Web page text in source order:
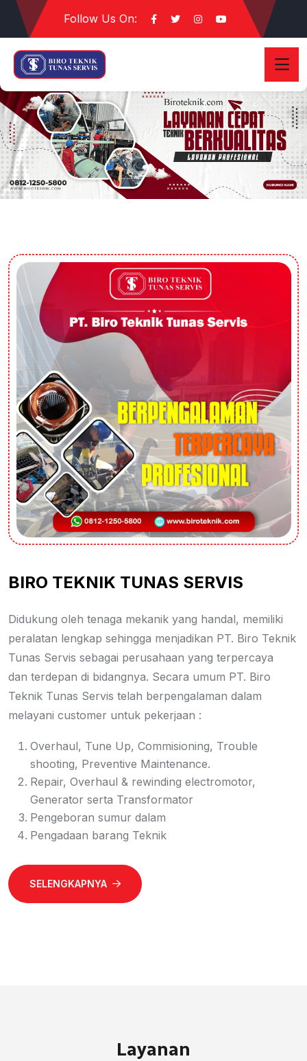
Follow Us On:
BIRO TEKNIK TUNAS SERVIS
Didukung oleh tenaga mekanik yang handal, memiliki
peralatan lengkap sehingga menjadikan PT. Biro Teknik
Tunas Servis sebagai perusahaan yang terpercaya
dan terdepan di bidangnya. Secara umum PT. Biro
Teknik Tunas Servis telah berpengalaman dalam
melayani customer untuk pekerjaan :
Overhaul, Tune Up, Commisioning, Trouble
shooting, Preventive Maintenance.
Repair, Overhaul & rewinding electromotor,
Generator serta Transformator
Pengeboran sumur dalam
Pengadaan barang Teknik
SELENGKAPNYA
Layanan